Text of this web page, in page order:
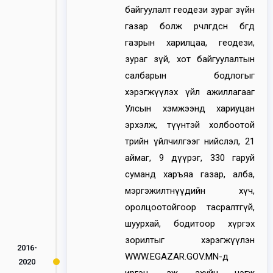
2016-
2020
байгуулалт геодези зураг зүйн
газар болж өөрчлөгдсөн бөгөөд
газрын харилцаа, геодези,
зураг зүй, хот байгуулалтын
салбарын бодлогыг
хэрэгжүүлэх үйл ажиллагааг
Улсын хэмжээнд хариуцан
эрхэлж, түүнтэй холбоотой
төрийн үйлчилгээг нийслэл, 21
аймаг, 9 дүүрэг, 330 гаруй
суманд харъяа газар, алба,
мэргэжилтнүүдийн хүч,
оролцоотойгоор тасралтгүй,
шуурхай, бодитоор хүргэх
зорилтыг хэрэгжүүлэн
WWW.EGAZAR.GOV.MN-д